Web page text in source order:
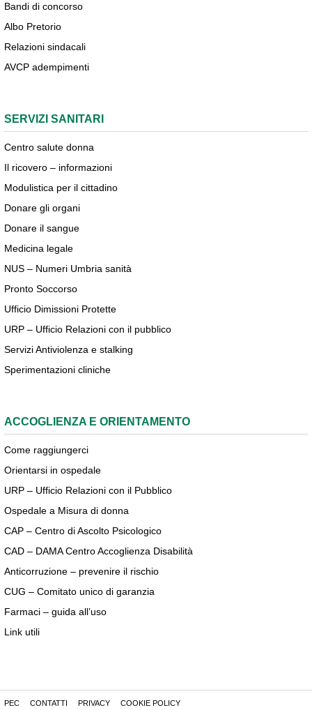
Bandi di concorso
Albo Pretorio
Relazioni sindacali
AVCP adempimenti
SERVIZI SANITARI
Centro salute donna
Il ricovero – informazioni
Modulistica per il cittadino
Donare gli organi
Donare il sangue
Medicina legale
NUS – Numeri Umbria sanità
Pronto Soccorso
Ufficio Dimissioni Protette
URP – Ufficio Relazioni con il pubblico
Servizi Antiviolenza e stalking
Sperimentazioni cliniche
ACCOGLIENZA E ORIENTAMENTO
Come raggiungerci
Orientarsi in ospedale
URP – Ufficio Relazioni con il Pubblico
Ospedale a Misura di donna
CAP – Centro di Ascolto Psicologico
CAD – DAMA Centro Accoglienza Disabilità
Anticorruzione – prevenire il rischio
CUG – Comitato unico di garanzia
Farmaci – guida all’uso
Link utili
PEC CONTATTI PRIVACY COOKIE POLICY